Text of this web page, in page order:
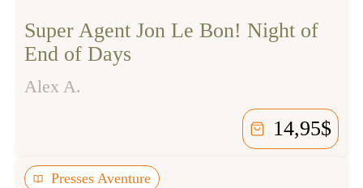
Super Agent Jon Le Bon! Night of
End of Days
Alex A.
14,95$
Presses Aventure